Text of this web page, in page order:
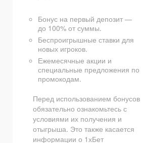
Бонус на первый депозит —
до 100% от суммы.
Беспроигрышные ставки для
новых игроков.
Ежемесячные акции и
специальные предложения по
промокодам.
Перед использованием бонусов
обязательно ознакомьтесь с
условиями их получения и
отыгрыша. Это также касается
информации о 1хБет